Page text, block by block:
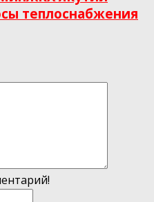
теплоснабжения